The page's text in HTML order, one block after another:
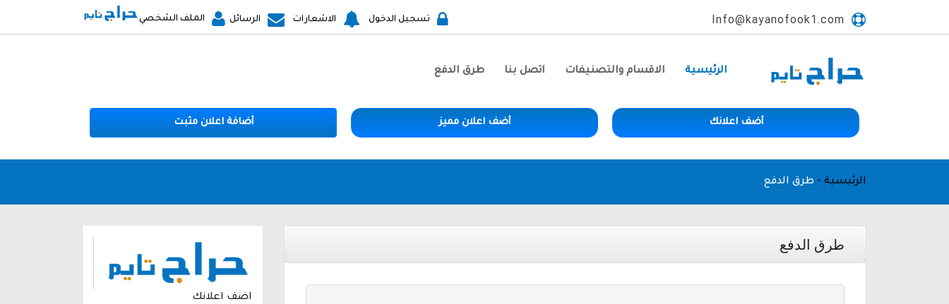
Info@kayanofook1.com الملف الشخصي الرسائل الاشعارات تسجيل الدخول
الرئيسية الاقسام والتصنيفات اتصل بنا طرق الدفع
أضف اعلانك أضف اعلان مميز أضافة اعلان مثبت
الرئيسية - طرق الدفع
طرق الدفع
اضف اعلانك